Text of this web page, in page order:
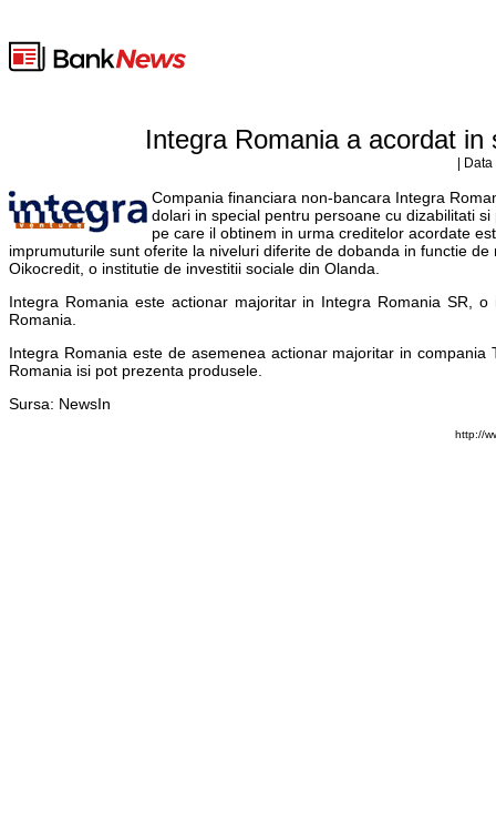
Integra Romania a acordat
|
Compania financiara non-bancara Integra
dolari in special pentru persoane cu dizabilitati
pe care il obtinem in urma creditelor acordate
imprumuturile sunt oferite la niveluri diferite de dobanda in functie
Oikocredit, o institutie de investitii sociale din Olanda.
Integra Romania este actionar majoritar in Integra Romania SR,
Romania.
Integra Romania este de asemenea actionar majoritar in
Romania isi pot prezenta produsele.
Sursa: NewsIn
http://